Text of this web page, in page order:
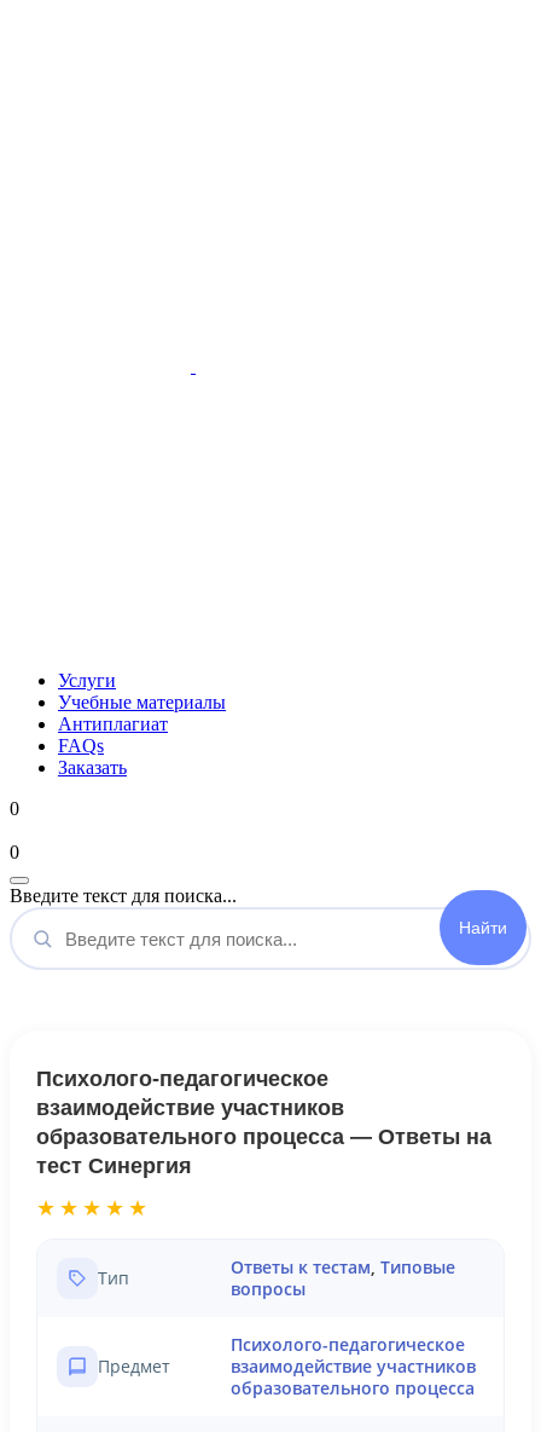
Услуги
Учебные материалы
Антиплагиат
FAQs
Заказать
0
0
Введите текст для поиска...
Психолого-педагогическое
взаимодействие участников
образовательного процесса — Ответы на
тест Синергия
★★★★★
Тип Ответы к тестам, Типовые
вопросы
Предмет
Психолого-педагогическое
взаимодействие участников
образовательного процесса